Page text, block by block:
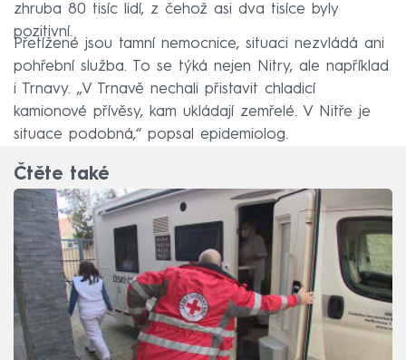
zhruba 80 tisíc lidí, z čehož asi dva tisíce byly
pozitivní.
Přetížené jsou tamní nemocnice, situaci nezvládá ani
pohřební služba. To se týká nejen Nitry, ale například
i Trnavy. „V Trnavě nechali přistavit chladicí
kamionové přívěsy, kam ukládají zemřelé. V Nitře je
situace podobná,“ popsal epidemiolog.
Čtěte také